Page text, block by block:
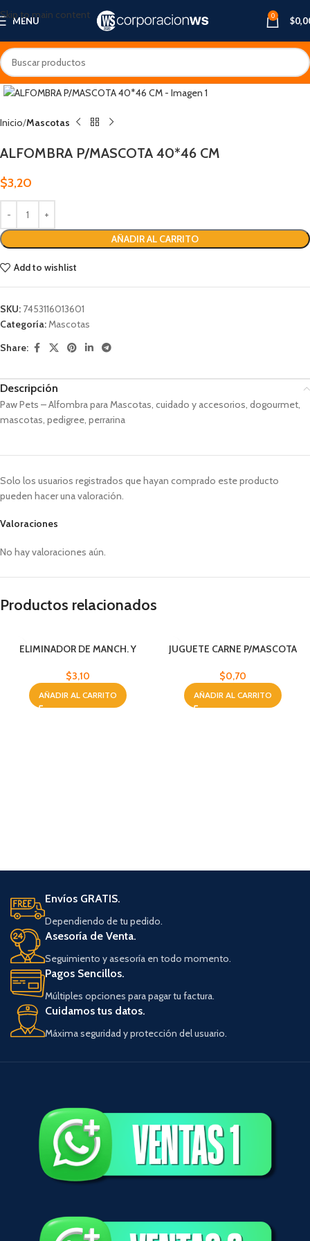
Skip to main content
MENU 0 $
Inicio Mascotas
ALFOMBRA P/MASCOTA 40*46 CM
$3,20
AÑADIR AL CARRITO
Add to wishlist
SKU: 7453116013601
Categoría: Mascotas
Share:
Descripción
Paw Pets – Alfombra para Mascotas, cuidado y accesorios, dogourmet,
mascotas, pedigree, perrarina
Valoraciones
No hay valoraciones aún.
Solo los usuarios registrados que hayan comprado este producto
pueden hacer una valoración.
Productos relacionados
ELIMINADOR DE MANCH. Y
$3,10
AÑADIR AL CARRITO
JUGUETE CARNE P/MASCOTA
$0,70
AÑADIR AL CARRITO
Envíos GRATIS.
Dependiendo de tu pedido.
Asesoría de Venta.
Seguimiento y asesoría en todo momento.
Pagos Sencillos.
Múltiples opciones para pagar tu factura.
Cuidamos tus datos.
Máxima seguridad y protección del usuario.